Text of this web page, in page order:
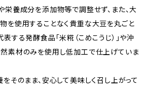
栄養成分を添加物等で調整せず、また、大
を使用することなく貴重な大豆を丸ごと
する発酵食品「米糀（こめこうじ）」や沖
素材のみを使用し低加工で仕上げていま
そのまま、安心して美味しく召し上がって